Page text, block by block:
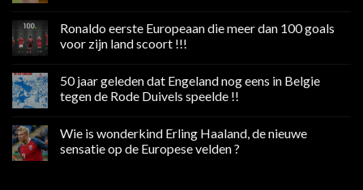
op
weekend
media
in
Premier
Ronaldo eerste Europeaan die meer dan 100 goals
voor zijn land scoort !!!
op
Ronaldo
eerste
meer
100
50 jaar geleden dat Engeland nog eens in Belgie
tegen de Rode Duivels speelde !!
op
jaar
Wie is wonderkind Erling Haaland, de nieuwe
sensatie op de Europese velden ?